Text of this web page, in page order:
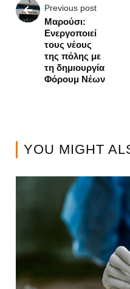
Previous post
Μαρούσι:
Ενεργοποιεί
τους νέους
της πόλης με
τη δημιουργία
Φόρουμ Νέων
YOU MIGHT